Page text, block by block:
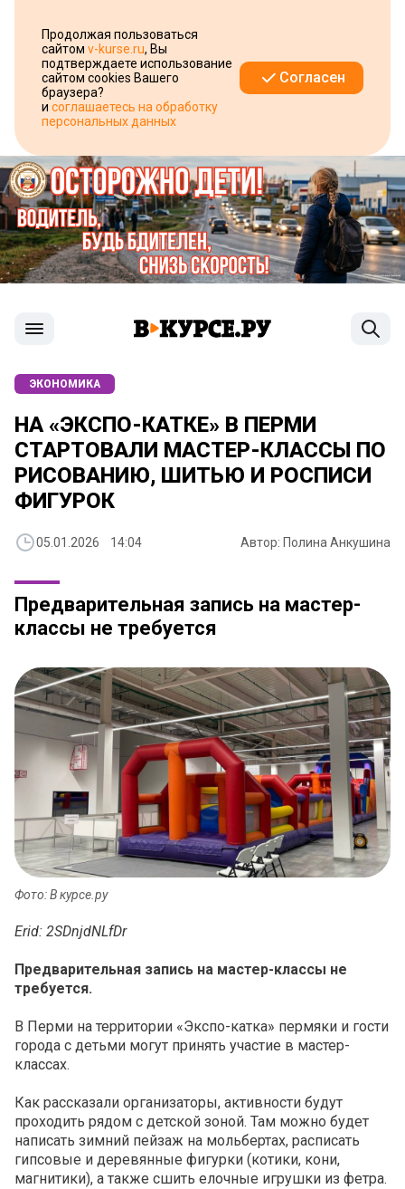
Продолжая пользоваться
сайтом v-kurse.ru, Вы
подтверждаете использование
сайтом cookies Вашего
браузера?
и соглашаетесь на обработку
персональных данных
Согласен
ЭКОНОМИКА
НА «ЭКСПО-КАТКЕ» В ПЕРМИ
СТАРТОВАЛИ МАСТЕР-КЛАССЫ ПО
РИСОВАНИЮ, ШИТЬЮ И РОСПИСИ
ФИГУРОК
05.01.2026 14:04 Автор: Полина Анкушина
Предварительная запись на мастер-
классы не требуется
Фото: В курсе.ру
Erid: 2SDnjdNLfDr
Предварительная запись на мастер-классы не
требуется.
В Перми на территории «Экспо-катка» пермяки и гости
города с детьми могут принять участие в мастер-
классах.
Как рассказали организаторы, активности будут
проходить рядом с детской зоной. Там можно будет
написать зимний пейзаж на мольбертах, расписать
гипсовые и деревянные фигурки (котики, кони,
магнитики), а также сшить елочные игрушки из фетра.